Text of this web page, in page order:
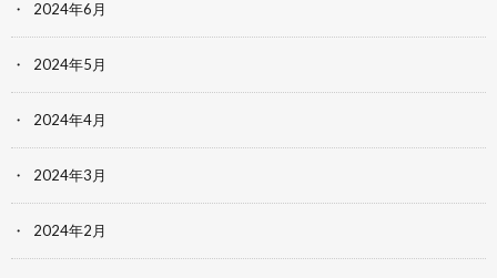
2024年6月
2024年5月
2024年4月
2024年3月
2024年2月